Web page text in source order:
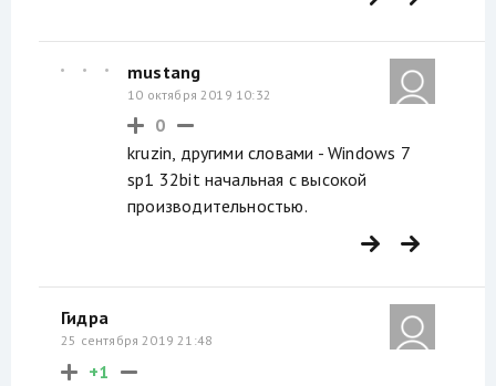
mustang
10 октября 2019 10:32
0
kruzin, другими словами - Windows 7
sp1 32bit начальная с высокой
производительностью.
Гидра
25 сентября 2019 21:48
+1